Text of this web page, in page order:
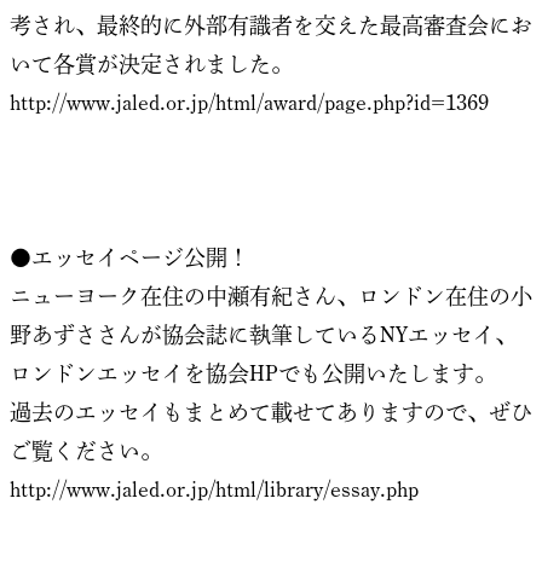
考され、最終的に外部有識者を交えた最高審査会にお
いて各賞が決定されました。
http://www.jaled.or.jp/html/award/page.php?id=1369
●エッセイページ公開！
ニューヨーク在住の中瀬有紀さん、ロンドン在住の小
野あずささんが協会誌に執筆しているNYエッセイ、
ロンドンエッセイを協会HPでも公開いたします。
過去のエッセイもまとめて載せてありますので、ぜひ
ご覧ください。
http://www.jaled.or.jp/html/library/essay.php